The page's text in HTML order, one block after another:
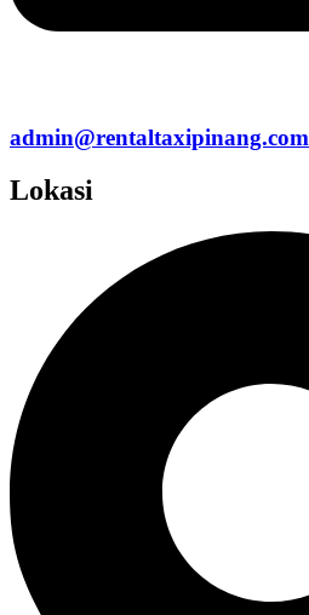
admin@rentaltaxipinang.com
Lokasi